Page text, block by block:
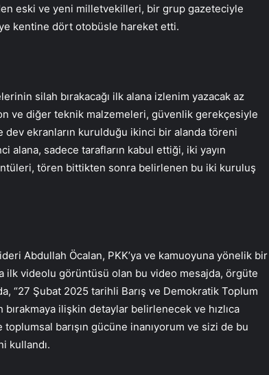
eski ve yeni milletvekilleri, bir grup gazeteciyle
kentine dört otobüsle hareket etti.
silah bırakacağı ilk alana izlenim yazacak az
ve diğer teknik malzemeleri, güvenlik gerekçesiyle
dev ekranların kurulduğu ikinci bir alanda töreni
alana, sadece tarafların kabul ettiği, iki yayın
tören bittikten sonra belirlenen bu iki kuruluş
Abdullah Öcalan, PKK’ya ve kamuoyuna yönelik bir
ilk videolu görüntüsü olan bu video mesajda, örgüte
“27 Şubat 2025 tarihli Barış ve Demokratik Toplum
bırakmaya ilişkin detaylar belirlenecek ve hızlıca
barışın gücüne inanıyorum ve sizi de bu
kullandı.